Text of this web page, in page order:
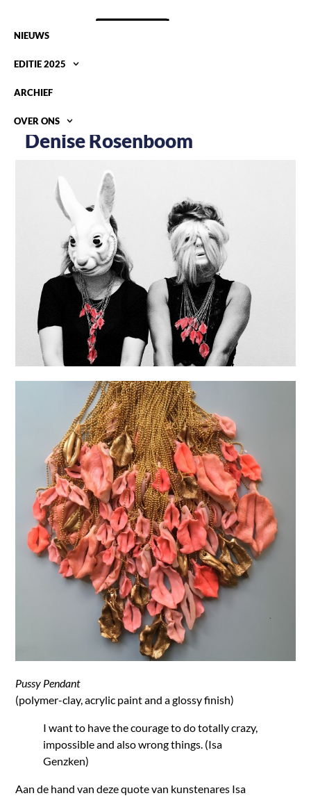
NIEUWS
EDITIE 2025
ARCHIEF
OVER ONS
Denise Rosenboom
Pussy Pendant
(polymer-clay, acrylic paint and a glossy finish)
I want to have the courage to do totally crazy,
impossible and also wrong things. (Isa
Genzken)
Aan de hand van deze quote van kunstenares Isa